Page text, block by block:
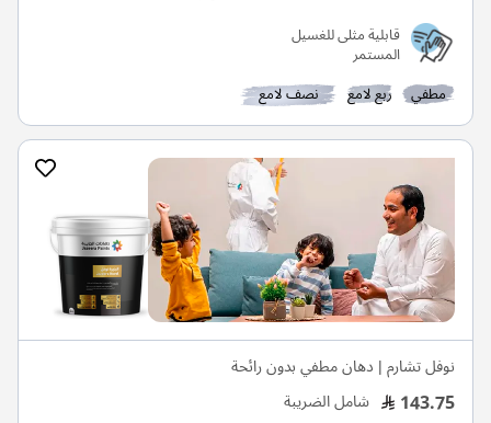
قابلية مثلى للغسيل
المستمر
مطفي
ربع لامع نصف لامع
نوفل تشارم | دهان مطفي بدون رائحة
143.75 شامل الضريبة